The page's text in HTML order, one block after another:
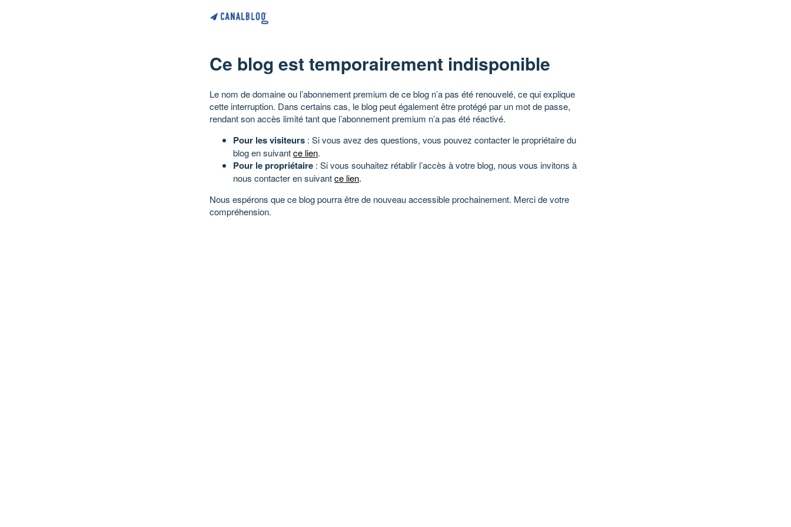
Ce blog est temporairement indisponible
Le nom de domaine ou l’abonnement premium de ce blog n’a pas été renouvelé, ce qui explique
cette interruption. Dans certains cas, le blog peut également être protégé par un mot de passe,
rendant son accès limité tant que l’abonnement premium n’a pas été réactivé.
Pour les visiteurs : Si vous avez des questions, vous pouvez contacter le propriétaire du
blog en suivantce lien.
Pour le propriétaire : Si vous souhaitez rétablir l’accès à votre blog, nous vous invitons à
nous contacter en suivantce lien.
Nous espérons que ce blog pourra être de nouveau accessible prochainement. Merci de votre
compréhension.